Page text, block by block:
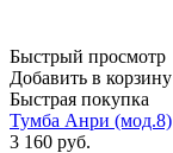
Быстрый просмотр
Добавить в корзину
Быстрая покупка
Тумба Анри (мод.8)
3 160 руб.